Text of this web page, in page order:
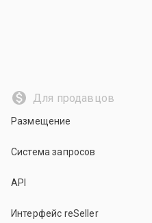
Для продавцов
Размещение
Система запросов
API
Интерфейс reSeller